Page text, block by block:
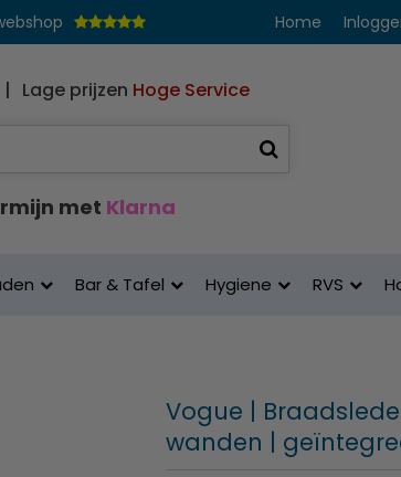
Home
| Lage prijzen Hoge Service
met Klarna
Bar & Tafel Hygiene RVS
Vogue |
wanden |